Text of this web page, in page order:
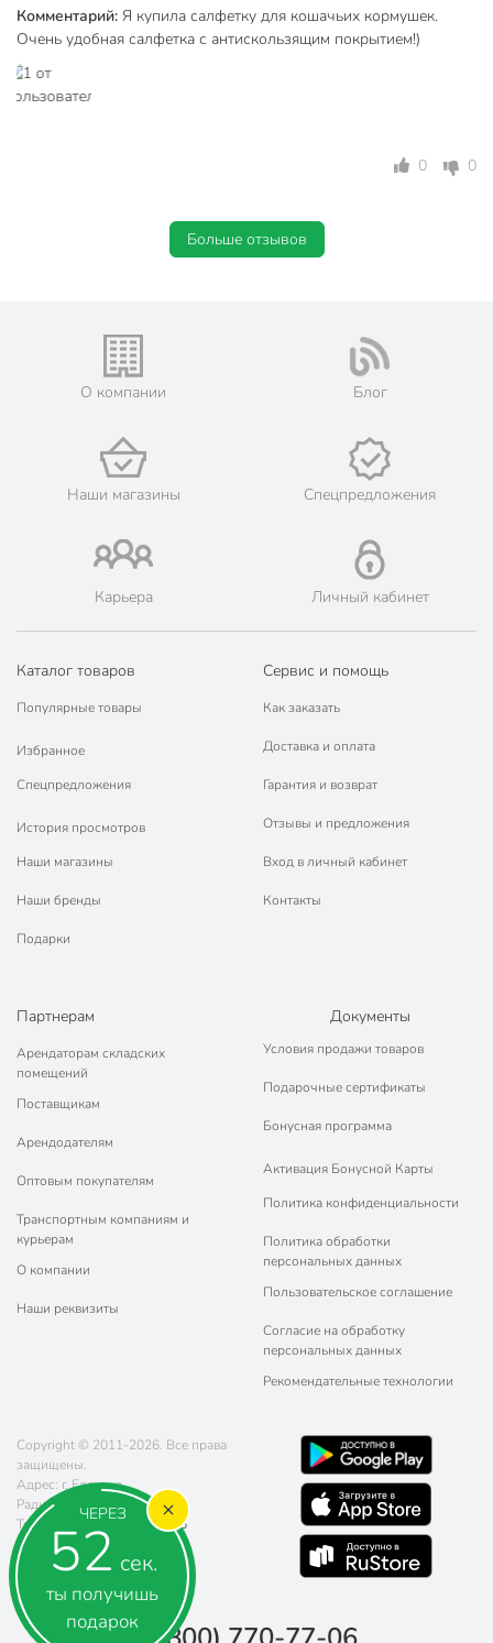
ЧЕРЕЗ
52 сек.
ты получишь
подарок
Комментарий: Я купила салфетку для кошачьих кормушек.
Очень удобная салфетка с антискользящим покрытием!)
0 0
Больше отзывов
О компании Блог
Наши магазины Спецпредложения
Карьера Личный кабинет
Каталог товаров
Популярные товары
Избранное
Спецпредложения
История просмотров
Наши магазины
Наши бренды
Подарки
Сервис и помощь
Как заказать
Доставка и оплата
Гарантия и возврат
Отзывы и предложения
Вход в личный кабинет
Контакты
Партнерам
Арендаторам складских
помещений
Поставщикам
Арендодателям
Оптовым покупателям
Транспортным компаниям и
курьерам
О компании
Наши реквизиты
Документы
Условия продажи товаров
Подарочные сертификаты
Бонусная программа
Активация Бонусной Карты
Политика конфиденциальности
Политика обработки
персональных данных
Пользовательское соглашение
Согласие на обработку
персональных данных
Рекомендательные технологии
Copyright © 2011-2026. Все права
защищены.
Адрес: г. Елец, ул.
Радиотехническая, д. 5
Телефон:
8 (800) 770-77-06
Почта:sales@poryadok.ru